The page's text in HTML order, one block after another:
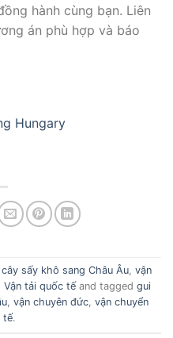
hành cùng bạn. Liên
án phù hợp và báo
Hungary
sấy khô sang Châu Âu, vận
Vận tải quốc tếand tagged gui
, vận chuyên đức, vận chuyển
tế.